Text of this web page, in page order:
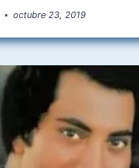
octubre 23, 2019